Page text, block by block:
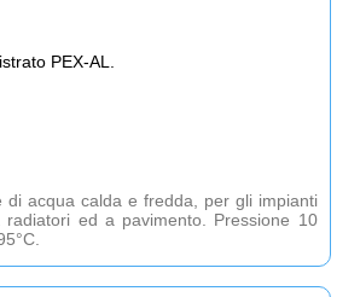
PEX-AL.
di acqua calda e fredda, per gli impianti
radiatori ed a pavimento. Pressione 10